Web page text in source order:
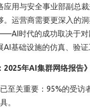
应用与安全事业部副总
。运营商需要更深入的
时代的成功取决于
AI基础设施的仿真、验证
2025年AI集群网络报告
至关重要： 95%的受访
。